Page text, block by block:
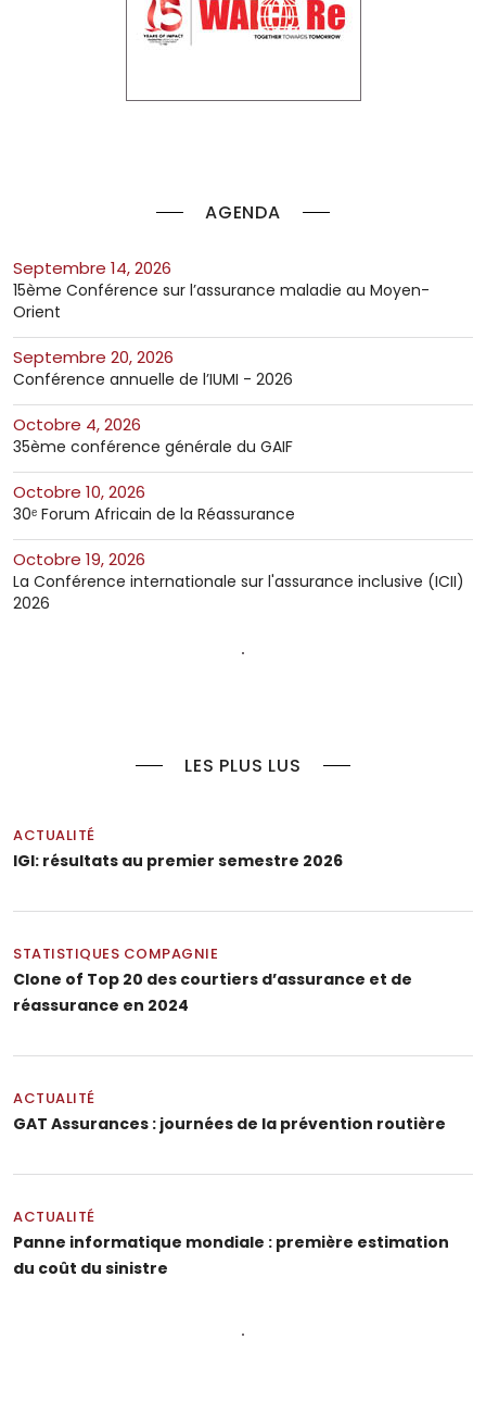
AGENDA
septembre 14, 2026
15ème Conférence sur l’assurance maladie au Moyen-
Orient
septembre 20, 2026
Conférence annuelle de l’IUMI - 2026
octobre 4, 2026
35ème conférence générale du GAIF
octobre 10, 2026
30ᵉ Forum Africain de la Réassurance
octobre 19, 2026
La Conférence internationale sur l'assurance inclusive (ICII)
2026
LES PLUS LUS
ACTUALITÉ
IGI: résultats au premier semestre 2026
STATISTIQUES COMPAGNIE
Clone of Top 20 des courtiers d’assurance et de
réassurance en 2024
ACTUALITÉ
GAT Assurances : journées de la prévention routière
ACTUALITÉ
Panne informatique mondiale : première estimation
du coût du sinistre